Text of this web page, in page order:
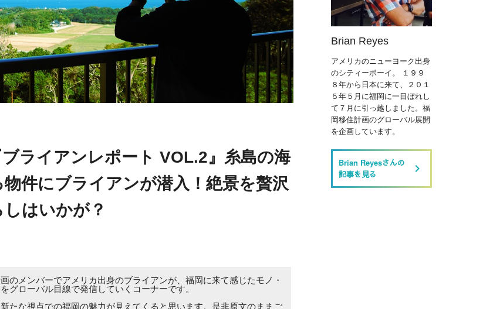
ブライアンレポート VOL.2』糸島の海
件にブライアンが潜入！絶景を贅沢
はいかが？
のメンバーでアメリカ出身のブライアンが、福岡に来て感じたモノ・
グローバル目線で発信していくコーナーです。
たな視点での福岡の魅力が見えてくると思います。是非原文のままご
Brian Reyes
アメリカのニューヨーク出身
のシティーボーイ。 １９９
８年から日本に来て、２０１
５年５月に福岡に一目ぼれし
て７月に引っ越しました。福
岡移住計画のグローバル展開
を企画しています。
Brian Reyesさんの
記事を見る
keyboard_arrow_right